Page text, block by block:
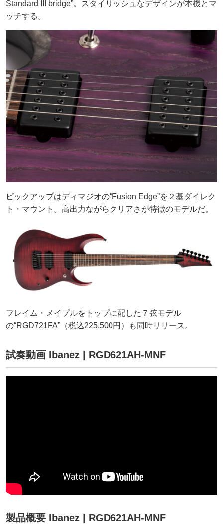
Standard III bridge”。スタイリッシュなデザインが本機とマ
ッチする。
ピックアップはディマジオの“Fusion Edge”を２基ダイレク
ト・マウント。高出力ながらクリアさが特徴のモデルだ。
フレイム・メイプルをトップに配した７弦モデル
の“RGD721FA”（税込225,500円）も同時リリース。
試奏動画 Ibanez | RGD621AH-MNF
製品概要 Ibanez | RGD621AH-MNF